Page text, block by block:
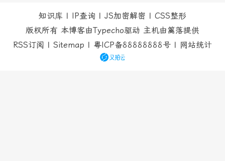
知识库 | IP查询 | JS加密解密 | CSS整形
版权所有 本博客由Typecho驱动 主机由篱落提供
RSS订阅 | Sitemap | 粤ICP备88888888号 | 网站统计